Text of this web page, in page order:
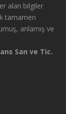
alan bilgiler
tamamen
anlamış ve
San ve Tic.